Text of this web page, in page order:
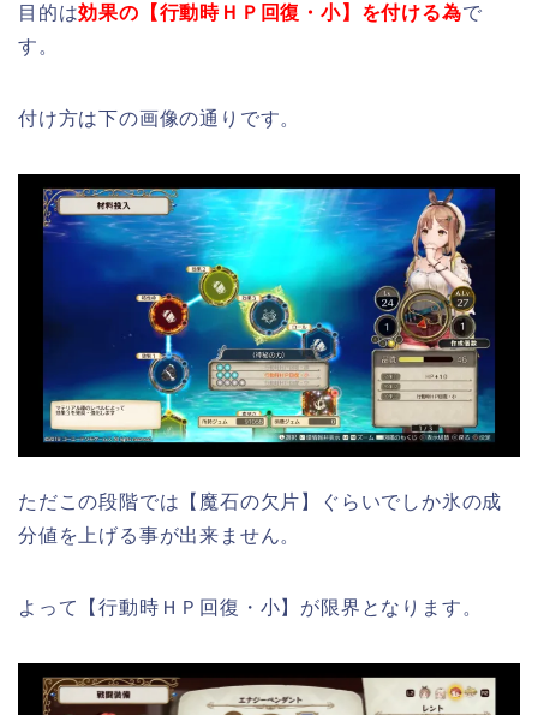
目的は効果の【行動時ＨＰ回復・小】を付ける為で
す。
付け方は下の画像の通りです。
ただこの段階では【魔石の欠片】ぐらいでしか氷の成
分値を上げる事が出来ません。
よって【行動時ＨＰ回復・小】が限界となります。